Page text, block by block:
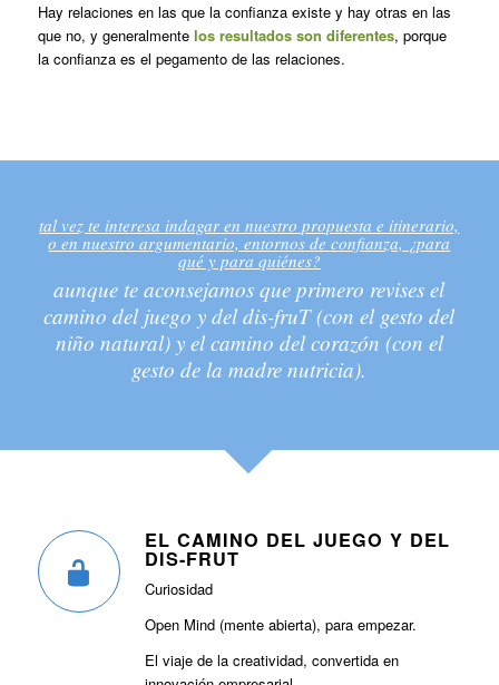
Hay relaciones en las que la confianza existe y hay otras en las
que no, y generalmente los resultados son diferentes, porque
la confianza es el pegamento de las relaciones.
tal vez te interesa indagar en nuestro propuesta e itinerario,
o en nuestro argumentario, entornos de confianza, ¿para
qué y para quiénes?
aunque te aconsejamos que primero revises el
camino del juego y del dis-fruT (con el gesto del
niño natural) y el camino del corazón (con el
gesto de la madre nutricia).
EL CAMINO DEL JUEGO Y DEL
DIS-FRUT
Curiosidad
Open Mind (mente abierta), para empezar.
El viaje de la creatividad, convertida en